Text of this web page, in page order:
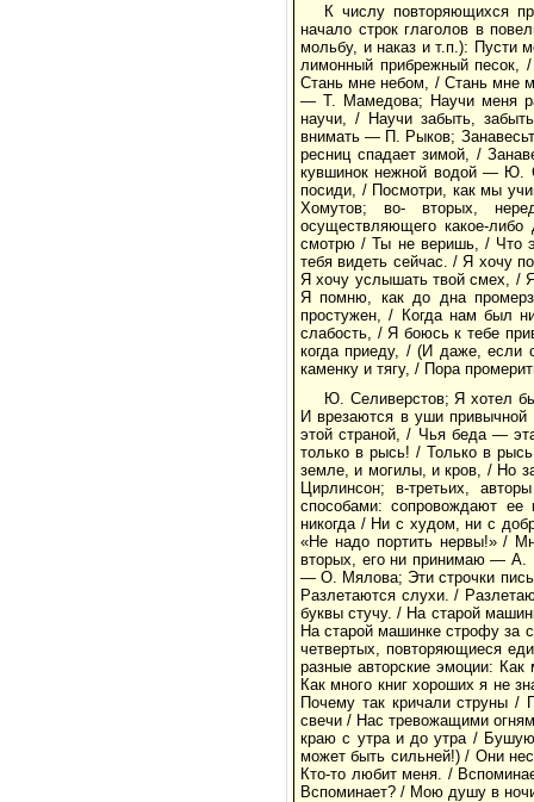
К числу повторяющихся
начало строк глаголов в
мольбу, и наказ и т.п.): Пусти
лимонный прибрежный
Стань мне небом, / Стань мне
— Т. Мамедова; Научи меня
научи, / Научи забыть,
внимать — П. Рыков;
ресниц спадает зимой, /
кувшинок нежной водой — Ю.
посиди, / Посмотри, как мы
Хомутов; во- вторых,
осуществляющего какое-
смотрю / Ты не веришь, / Что
тебя видеть сейчас. / Я хочу
Я хочу услышать твой смех, /
Я помню, как до дна
простужен, / Когда нам был
слабость, / Я боюсь к тебе
когда приеду, / (И даже, если
каменку и тягу, / Пора
Ю. Селиверстов; Я хотел
И врезаются в уши
этой страной, / Чья беда —
только в рысь! / Только в
земле, и могилы, и кров, / Но
Цирлинсон; в-третьих,
способами: сопровождают
никогда / Ни с худом, ни с
«Не надо портить нервы!» /
вторых, его ни принимаю — А.
— О. Мялова; Эти строчки
Разлетаются слухи. /
буквы стучу. / На старой
На старой машинке строфу за
четвертых, повторяющиеся
разные авторские эмоции:
Как много книг хороших я не
Почему так кричали струны
свечи / Нас тревожащими
краю с утра и до утра /
может быть сильней!) / Они
Кто-то любит меня. /
Вспоминает? / Мою душу в